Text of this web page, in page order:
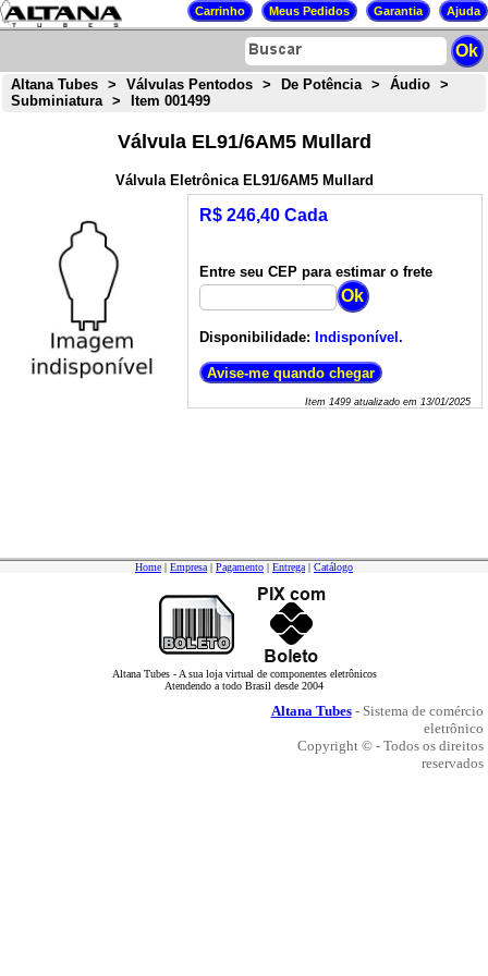
Altana Tubes > Válvulas Pentodos > De Potência > Áudio
>
Subminiatura
> Item 001499
Válvula EL91/6AM5 Mullard
Válvula Eletrônica EL91/6AM5 Mullard
R$ 246,40 Cada
Entre seu CEP para estimar o frete
Disponibilidade: Indisponível.
Item 1499atualizado em 13/01/2025
Home | Empresa | Pagamento | Entrega | Catálogo
Altana Tubes - A sua loja virtual de componentes eletrônicos
Atendendo a todo Brasil desde 2004
Altana Tubes- Sistema de comércio
eletrônico
Copyright © - Todos os direitos
reservados